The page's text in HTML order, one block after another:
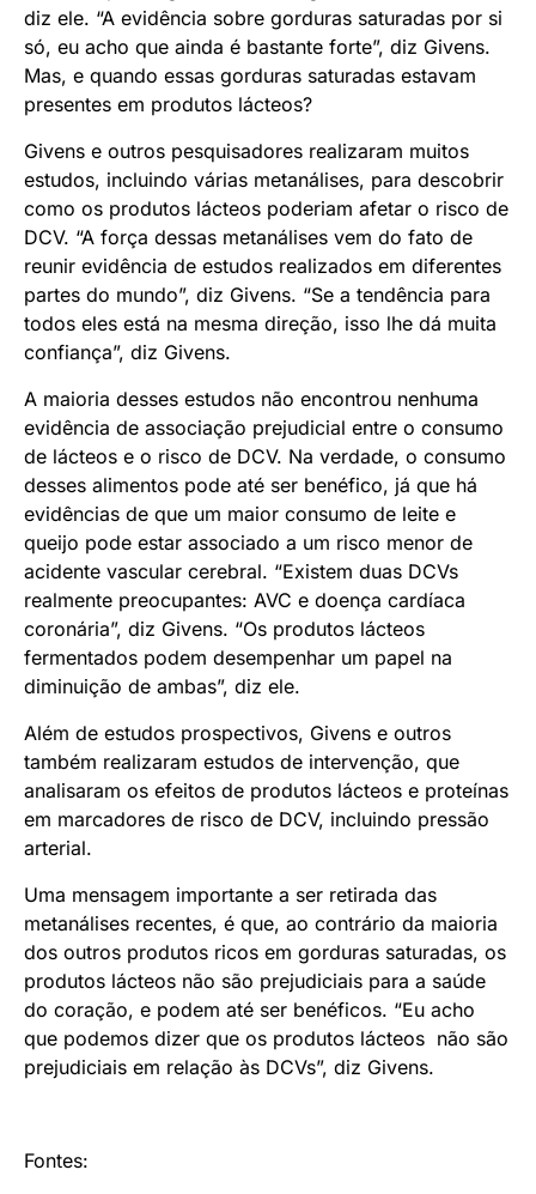
diz ele. “A evidência sobre gorduras saturadas por si
só, eu acho que ainda é bastante forte”, diz Givens.
Mas, e quando essas gorduras saturadas estavam
presentes em produtos lácteos?
Givens e outros pesquisadores realizaram muitos
estudos, incluindo várias metanálises, para descobrir
como os produtos lácteos poderiam afetar o risco de
DCV. “A força dessas metanálises vem do fato de
reunir evidência de estudos realizados em diferentes
partes do mundo”, diz Givens. “Se a tendência para
todos eles está na mesma direção, isso lhe dá muita
confiança”, diz Givens.
A maioria desses estudos não encontrou nenhuma
evidência de associação prejudicial entre o consumo
de lácteos e o risco de DCV. Na verdade, o consumo
desses alimentos pode até ser benéfico, já que há
evidências de que um maior consumo de leite e
queijo pode estar associado a um risco menor de
acidente vascular cerebral. “Existem duas DCVs
realmente preocupantes: AVC e doença cardíaca
coronária”, diz Givens. “Os produtos lácteos
fermentados podem desempenhar um papel na
diminuição de ambas”, diz ele.
Além de estudos prospectivos, Givens e outros
também realizaram estudos de intervenção, que
analisaram os efeitos de produtos lácteos e proteínas
em marcadores de risco de DCV, incluindo pressão
arterial.
Uma mensagem importante a ser retirada das
metanálises recentes, é que, ao contrário da maioria
dos outros produtos ricos em gorduras saturadas, os
produtos lácteos não são prejudiciais para a saúde
do coração, e podem até ser benéficos. “Eu acho
que podemos dizer que os produtos lácteos não são
prejudiciais em relação às DCVs”, diz Givens.
Fontes: